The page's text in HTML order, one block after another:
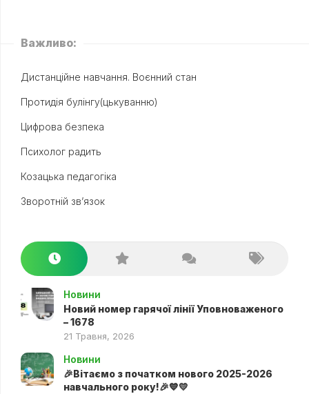
Важливо:
Дистанційне навчання. Воєнний стан
Протидія булінгу(цькуванню)
Цифрова безпека
Психолог радить
Козацька педагогіка
Зворотній зв’язок
Новини
Новий номер гарячої лінії Уповноваженого
– 1678
21 Травня, 2026
Новини
🎉Вітаємо з початком нового 2025-2026
навчального року!🎉💙💛